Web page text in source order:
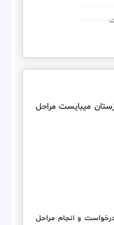
میبایست مراحل
و انجام مراحل